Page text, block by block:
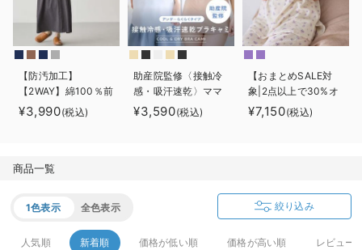
ファルスカ
デロンギ
入院準備の持ち物チェック
【防汚加工】
【2WAY】綿100％前
開き長袖ネグリジ
ェ マタニティ・授
¥3,990(税込)
助産院監修〈接触冷
感・吸汗速乾〉ママ
とつくったふんわり
授乳ブラキャミ ア
¥3,590(税込)
【おまとめSALE対
象|2点以上で30%オ
フ】半袖サーマルパ
ジャマ3点セット
長く使える】
¥7,150(税込)
商品一覧
1色表示 全色表示 絞り込み
人気順 新着順 価格が低い順 価格が高い順 レビュー